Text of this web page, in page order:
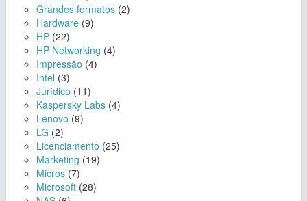
Grandes formatos (2)
Hardware (9)
HP (22)
HP Networking (4)
Impressão (4)
Intel (3)
Jurídico (11)
Kaspersky Labs (4)
Lenovo (9)
LG (2)
Licenciamento (25)
Marketing (19)
Micros (7)
Microsoft (28)